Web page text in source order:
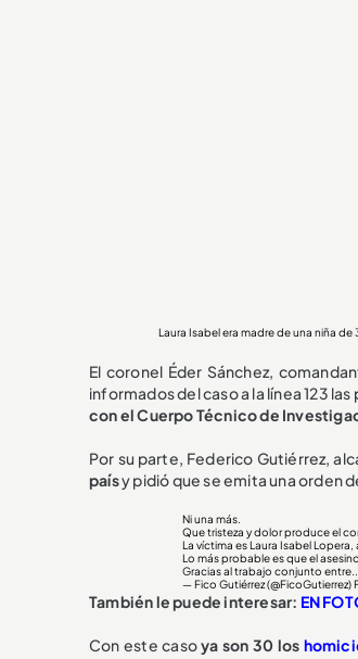
Laura Isabel era madre de una niña de
El coronel Éder Sánchez,
informados del caso a la línea 123
con el Cuerpo Técnico de
Por su parte, Federico Gutiérrez,
paísy pidió que se emita una orden
Ni una más.
Que tristeza y dolor produce el
La víctima es Laura Isabel
Lo más probable es que el
Gracias al trabajo conjunto entre...
— Fico Gutiérrez (@FicoGutierrez)
También le puede interesar: EN
Con este casoya son 30 los